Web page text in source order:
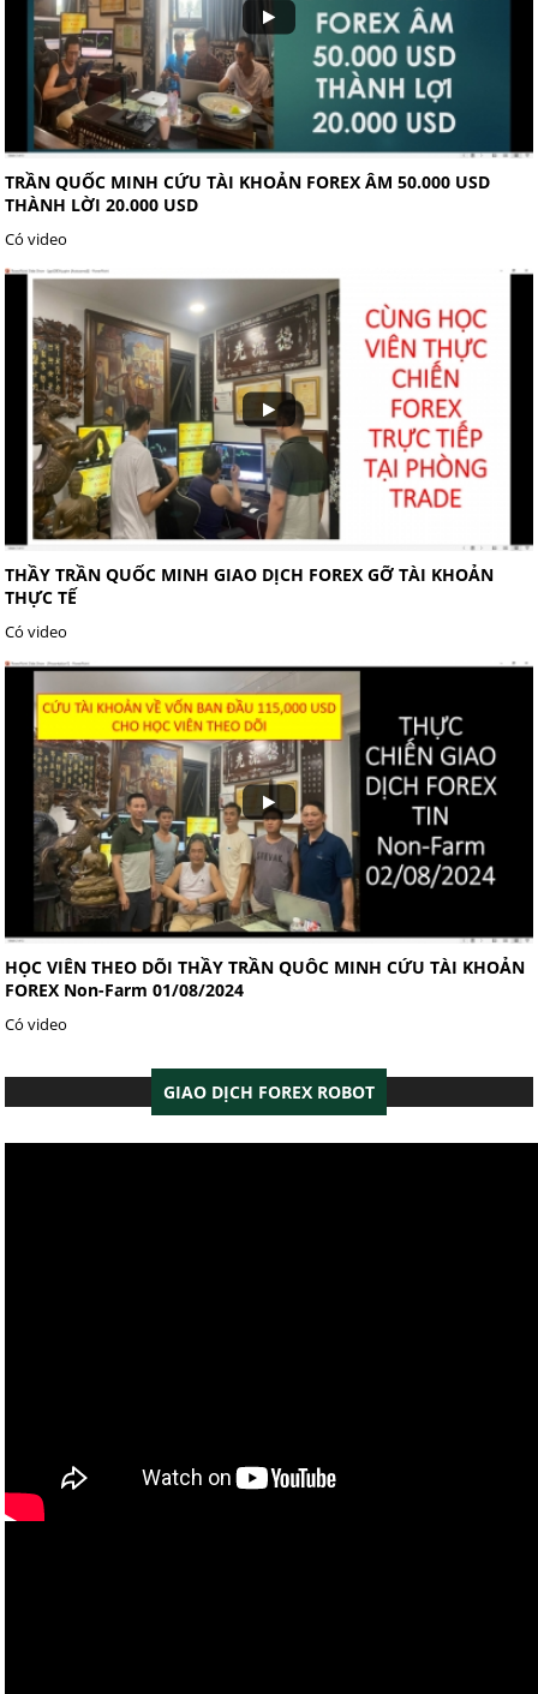
TRẦN QUỐC MINH CỨU TÀI KHOẢN FOREX ÂM 50.000 USD
THÀNH LỜI 20.000 USD
Có video
THẦY TRẦN QUỐC MINH GIAO DỊCH FOREX GỠ TÀI KHOẢN
THỰC TẾ
Có video
HỌC VIÊN THEO DÕI THẦY TRẦN QUÔC MINH CỨU TÀI KHOẢN
FOREX Non-Farm 01/08/2024
Có video
GIAO DỊCH FOREX ROBOT